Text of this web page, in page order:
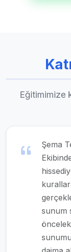
Eğitimimize
Şema
sunum